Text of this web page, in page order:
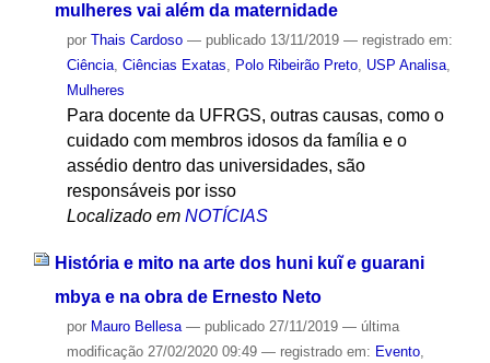
mulheres vai além da maternidade
por Thais Cardoso — publicado13/11/2019 — registrado em:
Ciência, Ciências Exatas, Polo Ribeirão Preto, USP Analisa,
Mulheres
Para docente da UFRGS, outras causas, como o
cuidado com membros idosos da família e o
assédio dentro das universidades, são
responsáveis por isso
Localizado em NOTÍCIAS
História e mito na arte dos huni kuĩ e guarani
mbya e na obra de Ernesto Neto
por Mauro Bellesa — publicado27/11/2019 — última
modificação27/02/2020 09:49 — registrado em: Evento,